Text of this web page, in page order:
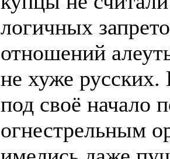
логичных
отношений
не хуже
под своё начало
огнестрельным